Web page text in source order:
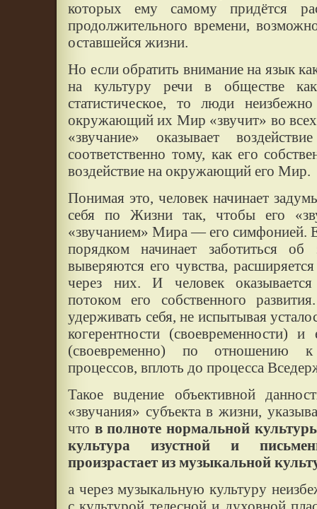
которых ему самому придётся
продолжительного времени,
оставшейся жизни.
Но если обратить внимание на язык
на культуру речи в обществе
статистическое, то люди
окружающий их Мир «звучит» во всех
«звучание» оказывает
соответственно тому, как его
воздействие на окружающий его Мир.
Понимая это, человек начинает
себя по Жизни так, чтобы его
«звучанием» Мира — его симфонией.
порядком начинает заботиться
выверяются его чувства,
через них. И человек
потоком его собственного
удерживать себя, не испытывая
когерентности (своевременности) и
(своевременно) по отношению
процессов, вплоть до процесса
Такое вuдение объективной
«звучания» субъекта в жизни,
что в полноте нормальной
культура изустной и
произрастает из музыкальной
а через музыкальную культуру